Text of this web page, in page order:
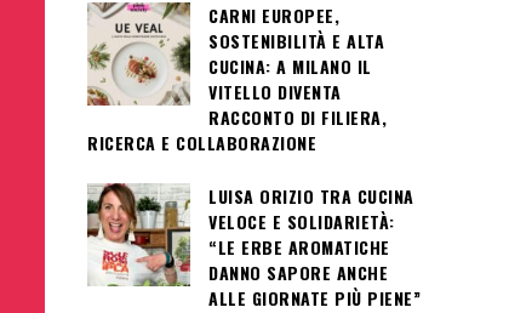
CARNI EUROPEE,
SOSTENIBILITÀ E ALTA
CUCINA: A MILANO IL
VITELLO DIVENTA
RACCONTO DI FILIERA,
RICERCA E COLLABORAZIONE
LUISA ORIZIO TRA CUCINA
VELOCE E SOLIDARIETÀ:
“LE ERBE AROMATICHE
DANNO SAPORE ANCHE
ALLE GIORNATE PIÙ PIENE”